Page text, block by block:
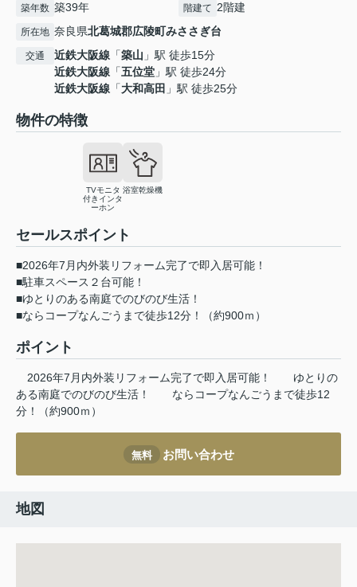
築年数 築39年 階建て 2階建
所在地 奈良県北葛城郡広陵町みささぎ台
交通 近鉄大阪線 「築山 」駅 徒歩15分
近鉄大阪線 「五位堂 」駅 徒歩24分
近鉄大阪線 「大和高田 」駅 徒歩25分
物件の特徴
TVモニタ
付きインタ
ーホン
浴室乾燥機
セールスポイント
■2026年7月内外装リフォーム完了で即入居可能！
■駐車スペース２台可能！
■ゆとりのある南庭でのびのび生活！
■ならコープなんごうまで徒歩12分！（約900ｍ）
ポイント
2026年7月内外装リフォーム完了で即入居可能！
ゆとりの
ある南庭でのびのび生活！
ならコープなんごうまで徒歩12
分！（約900ｍ）
無料 お問い合わせ
地図